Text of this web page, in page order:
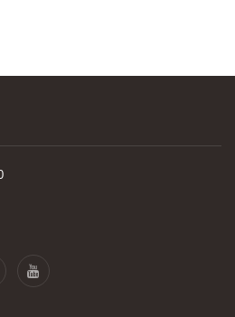
kalitesi harika. Övünç Bey'in